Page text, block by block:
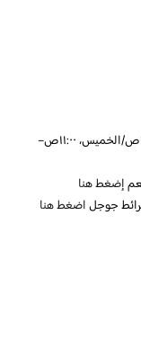
١١:٠٠ص–١٢:٠٠ص/الجمعة، ٤:٠٠م–١:٠٠ص/الخميس، ١١:٠٠ص–
إضغط هنا
جوجلاضغط هنا